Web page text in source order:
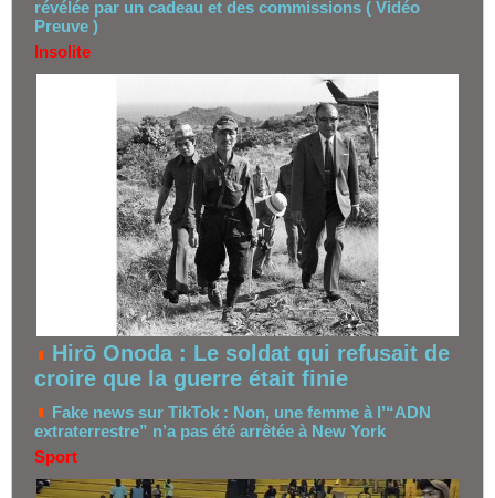
révélée par un cadeau et des commissions ( Vidéo
Preuve )
Insolite
Hirō Onoda : Le soldat qui refusait de
croire que la guerre était finie
Fake news sur TikTok : Non, une femme à l’“ADN
extraterrestre” n’a pas été arrêtée à New York
Sport